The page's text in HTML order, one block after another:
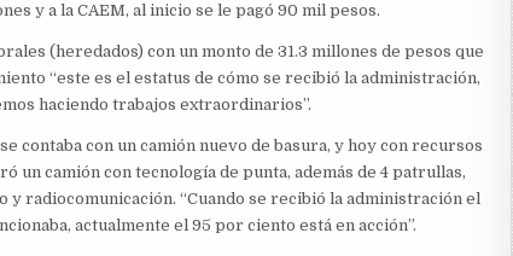
y a la CAEM, al inicio se le pagó 90 mil pesos.
(heredados) con un monto de 31.3 millones de pesos que
“este es el estatus de cómo se recibió la administración,
haciendo trabajos extraordinarios”.
contaba con un camión nuevo de basura, y hoy con recursos
un camión con tecnología de punta, además de 4 patrullas,
radiocomunicación. “Cuando se recibió la administración el
actualmente el 95 por ciento está en acción”.